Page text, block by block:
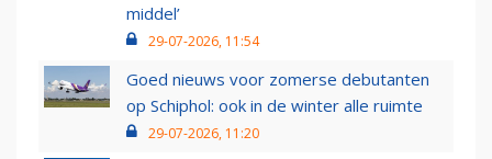
middel’
29-07-2026, 11:54
Goed nieuws voor zomerse debutanten
op Schiphol: ook in de winter alle ruimte
29-07-2026, 11:20